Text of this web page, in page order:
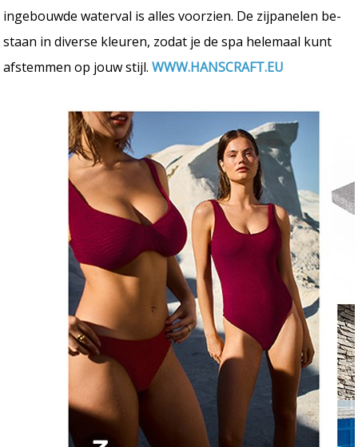
ingebouwde waterval is alles voorzien. De zijpanelen be-
staan in diverse kleuren, zodat je de spa helemaal kunt
afstemmen op jouw stijl.WWW.HANSCRAFT.EU